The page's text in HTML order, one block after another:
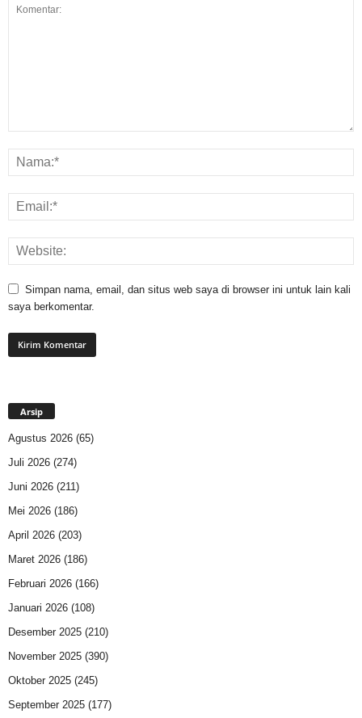
Simpan nama, email, dan situs web saya di browser ini untuk lain kali
saya berkomentar.
Arsip
Agustus 2026 (65)
Juli 2026 (274)
Juni 2026 (211)
Mei 2026 (186)
April 2026 (203)
Maret 2026 (186)
Februari 2026 (166)
Januari 2026 (108)
Desember 2025 (210)
November 2025 (390)
Oktober 2025 (245)
September 2025 (177)